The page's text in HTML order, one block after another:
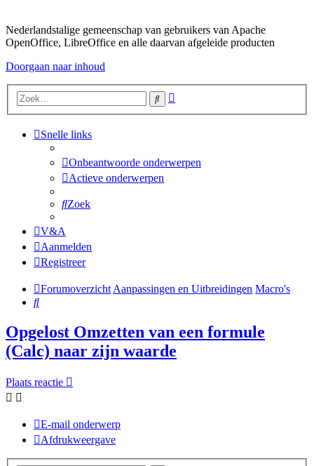
Nederlandstalige gemeenschap van gebruikers van Apache
OpenOffice, LibreOffice en alle daarvan afgeleide producten
Doorgaan naar inhoud
Zoek
Snelle links
Onbeantwoorde onderwerpen
Actieve onderwerpen
Zoek
V&A
Aanmelden
Registreer
Forumoverzicht Aanpassingen en Uitbreidingen Macro's
Zoek
Opgelost Omzetten van een formule
(Calc) naar zijn waarde
Plaats reactie
E-mail onderwerp
Afdrukweergave